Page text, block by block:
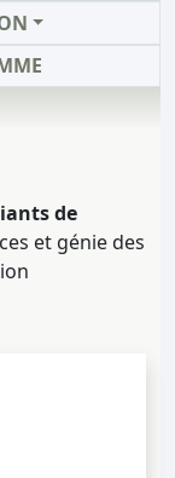
de
et génie des